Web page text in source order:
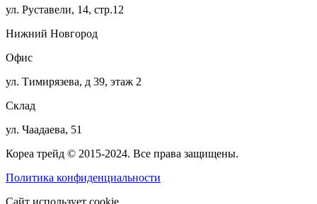
ул. Руставели, 14, стр.12
Нижний Новгород
Офис
ул. Тимирязева, д 39, этаж 2
Склад
ул. Чаадаева, 51
Кореа трейд © 2015-2024. Все права защищены.
Политика конфиденциальности